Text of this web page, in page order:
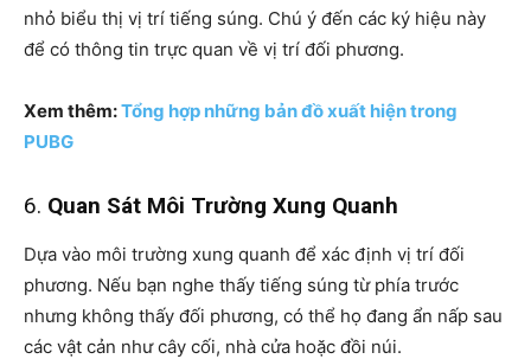
nhỏ biểu thị vị trí tiếng súng. Chú ý đến các ký hiệu này
để có thông tin trực quan về vị trí đối phương.
Xem thêm:Tổng hợp những bản đồ xuất hiện trong
PUBG
6. Quan Sát Môi Trường Xung Quanh
Dựa vào môi trường xung quanh để xác định vị trí đối
phương. Nếu bạn nghe thấy tiếng súng từ phía trước
nhưng không thấy đối phương, có thể họ đang ẩn nấp sau
các vật cản như cây cối, nhà cửa hoặc đồi núi.